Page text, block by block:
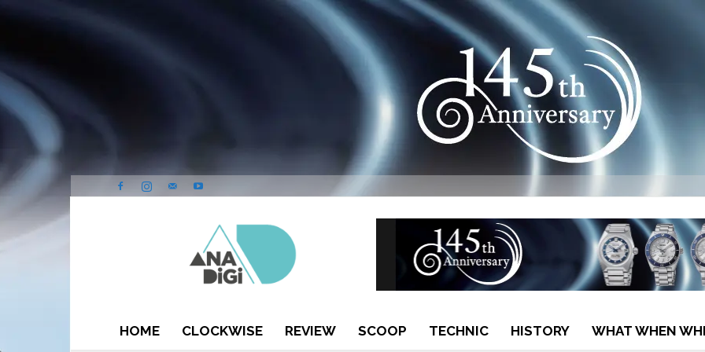
HOME CLOCKWISE REVIEW SCOOP TECHNIC HISTORY WHAT WHEN